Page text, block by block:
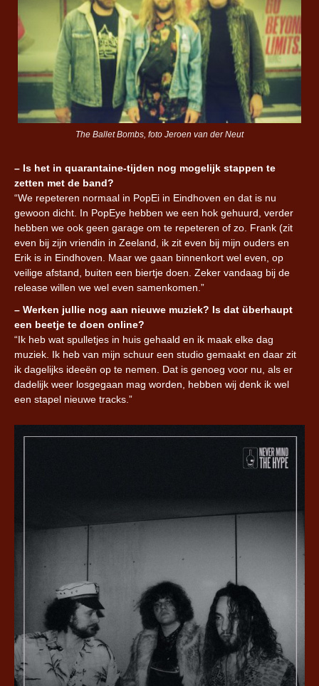
The Ballet Bombs, foto Jeroen van der Neut
– Is het in quarantaine-tijden nog mogelijk stappen te
zetten met de band?
“We repeteren normaal in PopEi in Eindhoven en dat is nu
gewoon dicht. In PopEye hebben we een hok gehuurd, verder
hebben we ook geen garage om te repeteren of zo. Frank (zit
even bij zijn vriendin in Zeeland, ik zit even bij mijn ouders en
Erik is in Eindhoven. Maar we gaan binnenkort wel even, op
veilige afstand, buiten een biertje doen. Zeker vandaag bij de
release willen we wel even samenkomen.”
– Werken jullie nog aan nieuwe muziek? Is dat überhaupt
een beetje te doen online?
“Ik heb wat spulletjes in huis gehaald en ik maak elke dag
muziek. Ik heb van mijn schuur een studio gemaakt en daar zit
ik dagelijks ideeën op te nemen. Dat is genoeg voor nu, als er
dadelijk weer losgegaan mag worden, hebben wij denk ik wel
een stapel nieuwe tracks.”